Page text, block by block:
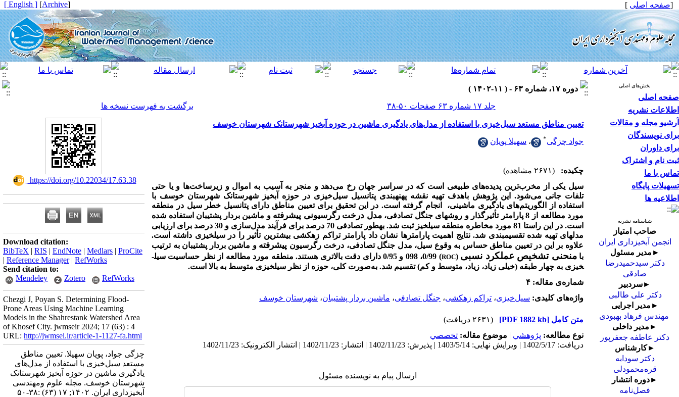
[صفحه اصلی ]
[
Archive
]
[ English ]
بخش‌های اصلی
صفحه اصلی
اطلاعات نشریه
آرشیو مجله و مقالات
برای نویسندگان
برای داوران
ثبت نام و اشتراک
تماس با ما
تسهیلات پایگاه
اطلاعیه ها
شناسنامه نشریه
صاحب امتیاز
انجمن آبخیزداری ایران
►مدیر مسئول
دکتر سیدحمیدرضا
صادقی
►سردبیر
دکتر علی طالبی
►مدیر اجرایی
مهندس فرهاد بهبودی
►مدیر داخلی
دکتر عاطفه جعفرپور
►کارشناس
دکتر سودابه
قره‌محمودلی
►دوره انتشار
فصل‌نامه
دوره ۱۷، شماره ۶۳ - ( ۱۱-۱۴۰۲ )
جلد ۱۷ شماره ۶۳ صفحات ۵۰-۳۸
برگشت به فهرست نسخه ها
تعیین مناطق مستعد سیل‌خیزی با استفاده از مدل‌های یادگیری ماشین در حوزه آبخیز شهرستانک شهرستان خوسف
جواد چزگی* ، سهیلا پویان
چکیده:
(۲۶۷۱ مشاهده)
سیل یکی از مخرب‌ترین پدیده‌های طبیعی است که در سراسر جهان رخ می‌دهد و منجر به آسیب به اموال و زیرساخت‌ها و یا حتی
تلفات جانی می‌شود. این پژوهش باهدف تهیه نقشه پهنه­بندی پتانسیل سیل‌خیزی در حوزه آبخیز شهرستانک شهرستان خوسف با
استفاده از الگوریتم‌های یادگیری ماشینی، انجام گرفته است. در
این تحقیق برای تعیین مناطق دارای پتانسیل خطر سیل در منطقه
مورد مطالعه از 8 پارامتر تأثیرگذار و روش­های جنگل تصادفی، مدل درخت رگرسیونی پیشرفته و ماشین بردار پشتیبان استفاده شده
است. در این راستا 81 مورد مخاطره منطقه سیل­خیز ثبت شد. به­طور تصادفی 70 درصد برای فرآیند مدل‌سازی و 30 درصد برای ارزیابی
مدل­های تهیه شده تقسیم­بندی شد. نتایج اهمیت پارامترها نشان داد پارامتر تراکم زهکشی بیشترین تأثیر را در سیل­خیزی داشته است.
علاوه­ بر این در تعیین مناطق حساس به وقوع سیل، مدل جنگل تصادفی، درخت رگرسیون پیشرفته و ماشین بردار پشتیبان به­ ترتیب
بامنحنی تشخیص عملکرد نسبی (
ROC
) 0/99، 098 و 0/95 دارای دقت بالاتری هستند. منطقه مورد مطالعه از نظر حساسیت سیل­
خیزی به چهار طبقه (خیلی زیاد، زیاد، متوسط و کم) تقسیم شد. به‌صورت کلی، حوزه از نظر سیل­خیزی متوسط به بالا است.
شماره‌ی مقاله: ۴
واژه‌های کلیدی: سیل‌خیزی، تراکم زهکشی، جنگل تصادفی، ماشین بردار پشتیبان، شهرستان خوسف
متن کامل [PDF 1882 kb]
(۲۶۳۱ دریافت)
نوع مطالعه: پژوهشي | موضوع مقاله: تخصصي
دریافت: 1402/5/17 | ویرایش نهایی: 1403/5/14 | پذیرش: 1402/11/23 | انتشار: 1402/11/23 | انتشار الکترونیک: 1402/11/23
ارسال پیام به نویسنده مسئول
‎ https://doi.org/10.22034/17.63.38
Download citation:
BibTeX | RIS | EndNote | Medlars | ProCite
| Reference Manager| RefWorks
Send citation to:
Mendeley
Zotero RefWorks
Chezgi J, Poyan S. Determining Flood-
Prone Areas Using Machine Learning
Models in the Shahrestank Watershed Area
of Khosef City. jwmseir 2024; 17 (63) : 4
URL: http://jwmsei.ir/article-1-1127-fa.html
چزگی جواد، پویان سهیلا. تعیین مناطق
مستعد سیل‌خیزی با استفاده از مدل‌های
یادگیری ماشین در حوزه آبخیز شهرستانک
شهرستان خوسف. مجله علوم ومهندسی
آبخیزداری ایران. ۱۴۰۲; ۱۷ (۶۳) :۳۸-۵۰